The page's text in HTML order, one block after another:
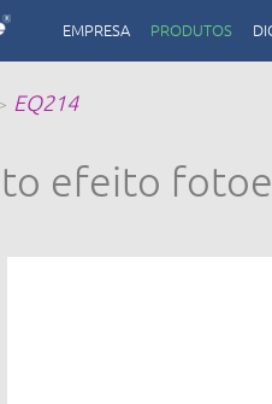
EMPRESA PRODUTOS
EQ214
efeito